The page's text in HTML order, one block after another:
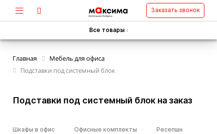
Заказать звонок
Все товары
Главная
Мебель для офиса
Подставки под системный блок
Подставки под системный блок на заказ
Шкафы в офис Офисные комплекты Ресепшн